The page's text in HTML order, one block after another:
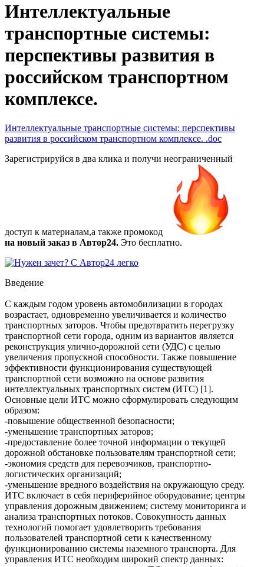
Интеллектуальные
транспортные системы:
перспективы развития в
российском транспортном
комплексе.
Интеллектуальные транспортные системы: перспективы
развития в российском транспортном комплексе. .doc
Зарегистрируйся в два клика и получи неограниченный
доступ к материалам,а также промокод
на новый заказ в Автор24. Это бесплатно.
Введение
С каждым годом уровень автомобилизации в городах
возрастает, одновременно увеличивается и количество
транспортных заторов. Чтобы предотвратить перегрузку
транспортной сети города, одним из вариантов является
реконструкция улично-дорожной сети (УДС) с целью
увеличения пропускной способности. Также повышение
эффективности функционирования существующей
транспортной сети возможно на основе развития
интеллектуальных транспортных систем (ИТС) [1].
Основные цели ИТС можно сформулировать следующим
образом:
-повышение общественной безопасности;
-уменьшение транспортных заторов;
-предоставление более точной информации о текущей
дорожной обстановке пользователям транспортной сети;
-экономия средств для перевозчиков, транспортно-
логистических организаций;
-уменьшение вредного воздействия на окружающую среду.
ИТС включает в себя периферийное оборудование; центры
управления дорожным движением; систему мониторинга и
анализа транспортных потоков. Совокупность данных
технологий помогает удовлетворить требования
пользователей транспортной сети к качественному
функционированию системы наземного транспорта. Для
управления ИТС необходим широкий спектр данных: